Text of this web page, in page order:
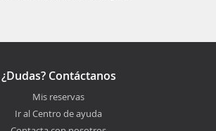
¿Dudas? Contáctanos
Mis reservas
Ir al Centro de ayuda